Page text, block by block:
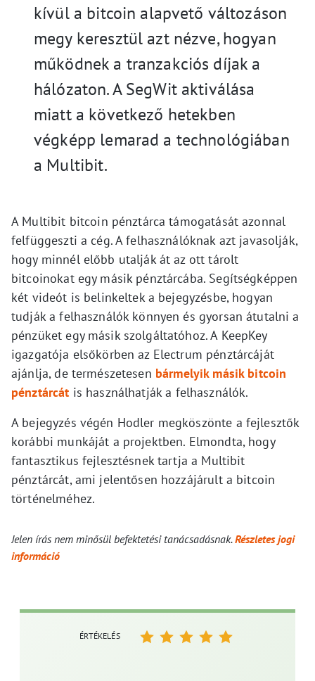
kívül a bitcoin alapvető változáson
megy keresztül azt nézve, hogyan
működnek a tranzakciós díjak a
hálózaton. A SegWit aktiválása
miatt a következő hetekben
végképp lemarad a technológiában
a Multibit.
A Multibit bitcoin pénztárca támogatását azonnal
felfüggeszti a cég. A felhasználóknak azt javasolják,
hogy minnél előbb utalják át az ott tárolt
bitcoinokat egy másik pénztárcába. Segítségképpen
két videót is belinkeltek a bejegyzésbe, hogyan
tudják a felhasználók könnyen és gyorsan átutalni a
pénzüket egy másik szolgáltatóhoz. A KeepKey
igazgatója elsőkörben az Electrum pénztárcáját
ajánlja, de természetesen bármelyik másik bitcoin
pénztárcát is használhatják a felhasználók.
A bejegyzés végén Hodler megköszönte a fejlesztők
korábbi munkáját a projektben. Elmondta, hogy
fantasztikus fejlesztésnek tartja a Multibit
pénztárcát, ami jelentősen hozzájárult a bitcoin
történelméhez.
Jelen írás nem minősül befektetési tanácsadásnak.Részletes jogi
információ
ÉRTÉKELÉS